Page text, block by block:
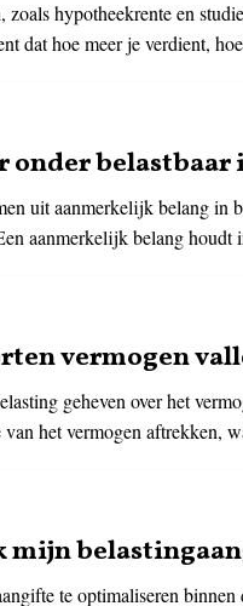
zoals hypotheekrente en
dat hoe meer je verdient,
onder
uit aanmerkelijk belang in
aanmerkelijk belang houdt
vermogen
geheven over het
het vermogen aftrekken,
mijn
te optimaliseren